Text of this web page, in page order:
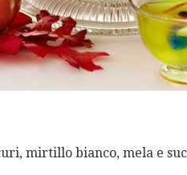
mirtillo bianco, mela e